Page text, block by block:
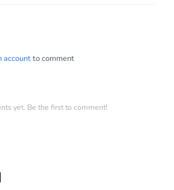
accountto comment
yet. Be the first to comment!